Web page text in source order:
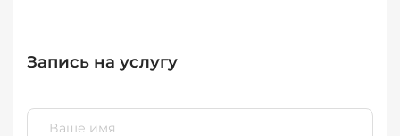
Запись на услугу